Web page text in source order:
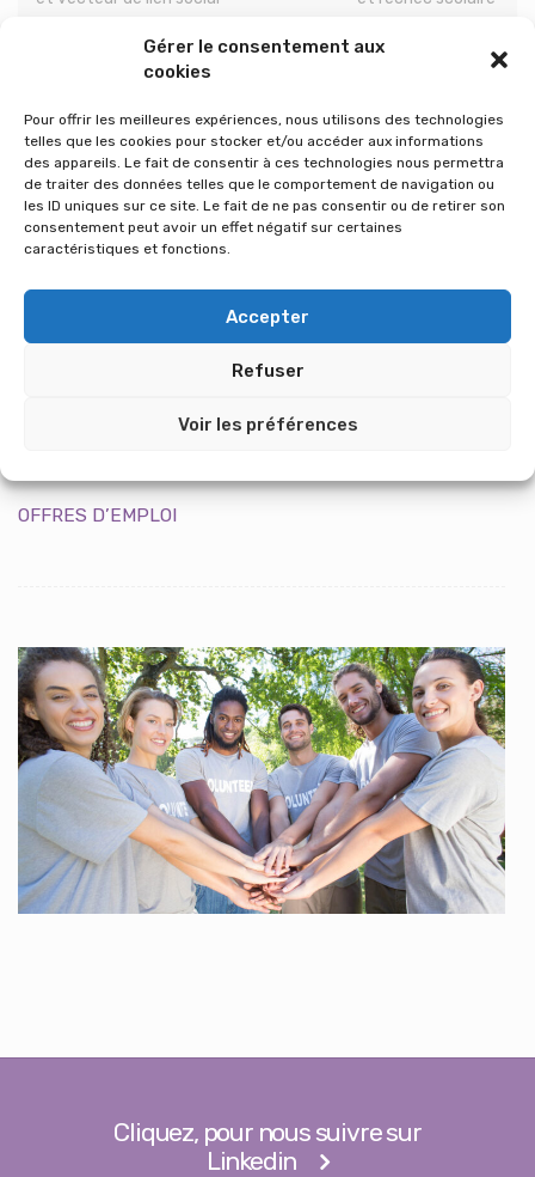
Gérer le consentement aux
cookies
Pour offrir les meilleures expériences, nous utilisons des technologies
telles que les cookies pour stocker et/ou accéder aux informations
des appareils. Le fait de consentir à ces technologies nous permettra
de traiter des données telles que le comportement de navigation ou
les ID uniques sur ce site. Le fait de ne pas consentir ou de retirer son
consentement peut avoir un effet négatif sur certaines
caractéristiques et fonctions.
Accepter
Refuser
Voir les préférences
Index 2025 égalité Homme – Femme
Index 2024 égalité Homme – Femme
Erigere et APUI Les villageoises… le contrat d’engagement est à
présent signé
OFFRES D’EMPLOI
Cliquez, pour nous suivre sur
Linkedin